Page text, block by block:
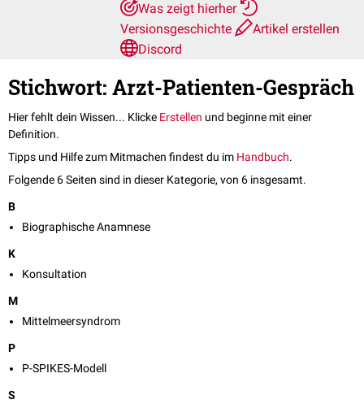
Was zeigt hierher
Versionsgeschichte
Artikel erstellen
Discord
Stichwort: Arzt-Patienten-Gespräch
Hier fehlt dein Wissen... Klicke Erstellen und beginne mit einer
Definition.
Tipps und Hilfe zum Mitmachen findest du im Handbuch.
Folgende 6 Seiten sind in dieser Kategorie, von 6 insgesamt.
B
Biographische Anamnese
K
Konsultation
M
Mittelmeersyndrom
P
P-SPIKES-Modell
S